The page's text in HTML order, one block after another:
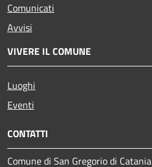
Comunicati
Avvisi
VIVERE IL COMUNE
Luoghi
Eventi
CONTATTI
Comune di San Gregorio di Catania